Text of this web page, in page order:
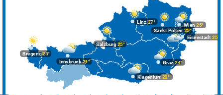
Bregenz25°
Graz24°
Innsbruck21°
Klagenfurt 22°
Linz27°
Salzburg25°
Wien 25°
Eisenstadt 25°
Sankt Pölten 25°